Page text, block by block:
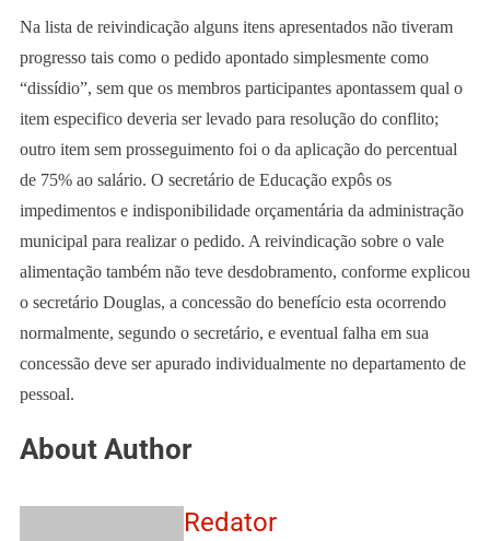
Na lista de reivindicação alguns itens apresentados não tiveram
progresso tais como o pedido apontado simplesmente como
“dissídio”, sem que os membros participantes apontassem qual o
item especifico deveria ser levado para resolução do conflito;
outro item sem prosseguimento foi o da aplicação do percentual
de 75% ao salário. O secretário de Educação expôs os
impedimentos e indisponibilidade orçamentária da administração
municipal para realizar o pedido. A reivindicação sobre o vale
alimentação também não teve desdobramento, conforme explicou
o secretário Douglas, a concessão do benefício esta ocorrendo
normalmente, segundo o secretário, e eventual falha em sua
concessão deve ser apurado individualmente no departamento de
pessoal.
About Author
Redator